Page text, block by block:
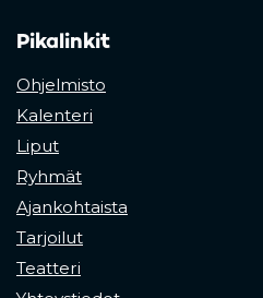
Pikalinkit
Ohjelmisto
Kalenteri
Liput
Ryhmät
Ajankohtaista
Tarjoilut
Teatteri